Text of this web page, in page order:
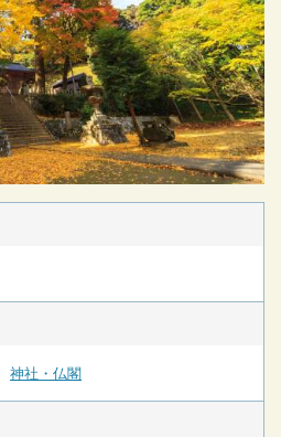
神社・仏閣